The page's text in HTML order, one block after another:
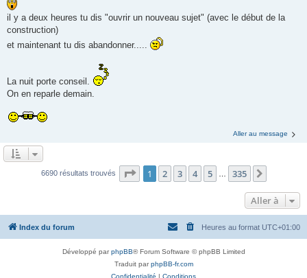
il y a deux heures tu dis "ouvrir un nouveau sujet" (avec le début de la
construction)
et maintenant tu dis abandonner.....
La nuit porte conseil.
On en reparle demain.
Aller au message
6690 résultats trouvés Page 1sur335
1 2 3 4 5 335
Aller à
Index du forum Heures au format UTC+01:00
Développé parphpBB® Forum Software © phpBB Limited
Traduit parphpBB-fr.com
Confidentialité | Conditions